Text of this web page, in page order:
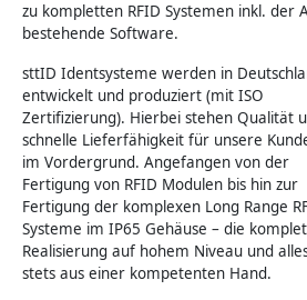
zu kompletten RFID Systemen inkl. der
bestehende Software.
sttID Identsysteme werden in
entwickelt und produziert (mit ISO
Zertifizierung). Hierbei stehen Qualität
schnelle Lieferfähigkeit für unsere
im Vordergrund. Angefangen von der
Fertigung von RFID Modulen bis hin zur
Fertigung der komplexen Long Range
Systeme im IP65 Gehäuse – die
Realisierung auf hohem Niveau und
stets aus einer kompetenten Hand.